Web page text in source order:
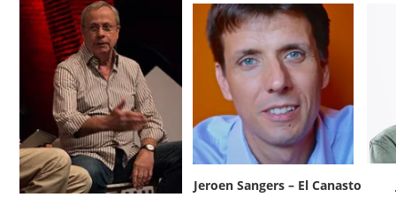
Jeroen Sangers – El Canasto